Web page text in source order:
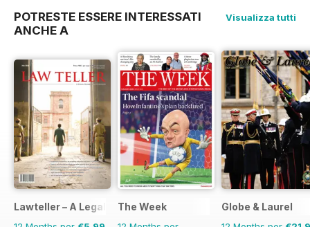
POTRESTE ESSERE INTERESSATI
ANCHE A
Visualizza tutti
Lawteller – A Legal Awareness Magazine
The Week Globe & Laurel